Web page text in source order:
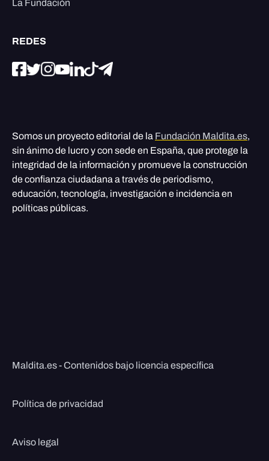
La Fundación
REDES
Somos un proyecto editorial de la Fundación Maldita.es,
sin ánimo de lucro y con sede en España, que protege la
integridad de la información y promueve la construcción
de confianza ciudadana a través de periodismo,
educación, tecnología, investigación e incidencia en
políticas públicas.
Maldita.es - Contenidos bajo licencia específica
Política de privacidad
Aviso legal